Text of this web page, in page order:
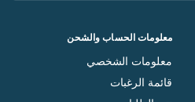
معلومات الحساب والشحن
معلومات الشخصي
قائمة الرغبات